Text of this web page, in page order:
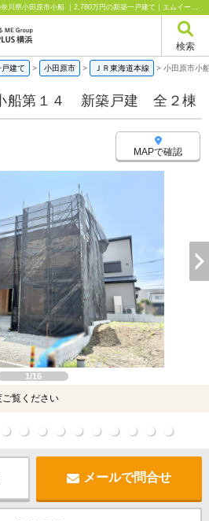
小田原市小船第１４ 新築戸建 全２棟 神奈川県小田原市小船 ｜2,780万円の新築一戸建て｜エムイーPLUS横浜
検索
建て > 小田原市 > ＪＲ東海道本線 > 小田原市小
船第１４ 新築戸建 全２棟
MAPで確認
1/16
覧ください
メールで問合せ